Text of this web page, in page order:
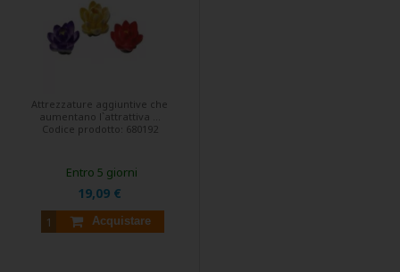
Attrezzature aggiuntive che
aumentano l`attrattiva ...
Codice prodotto: 680192
19,09 €
Acquistare
Entro 5 giorni